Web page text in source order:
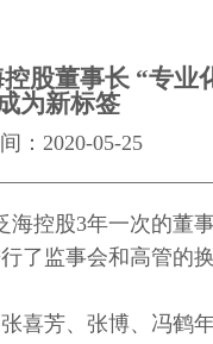
股董事长 “专业
为新标签
：2020-05-25
控股3年一次的董
了监事会和高管的
喜芳、张博、冯鹤